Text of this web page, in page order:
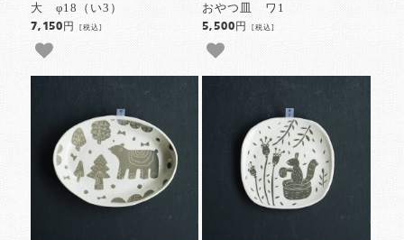
大 φ18（い3）
7,150円[税込]
おやつ皿 ワ1
5,500円 [税込]